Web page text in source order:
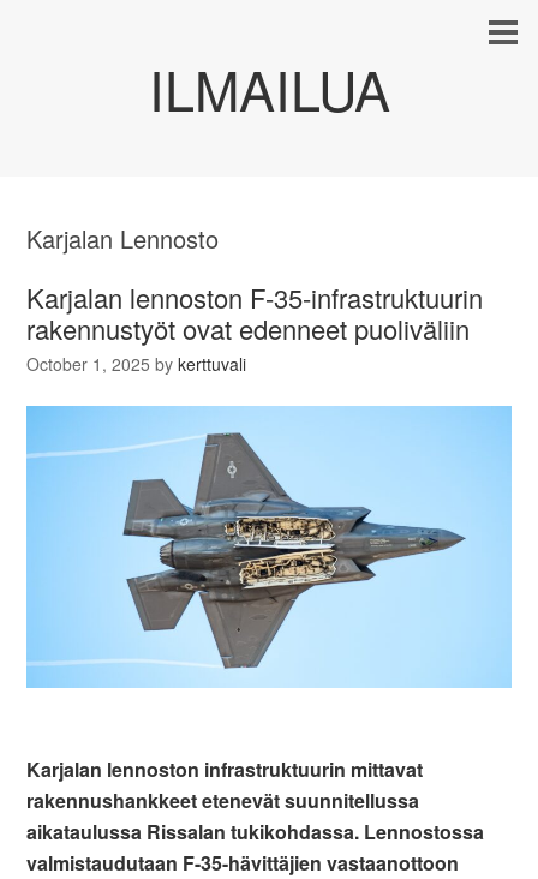
ILMAILUA
Karjalan Lennosto
Karjalan lennoston F-35-infrastruktuurin
rakennustyöt ovat edenneet puoliväliin
October 1, 2025 bykerttuvali
Karjalan lennoston infrastruktuurin mittavat
rakennushankkeet etenevät suunnitellussa
aikataulussa Rissalan tukikohdassa. Lennostossa
valmistaudutaan F-35-hävittäjien vastaanottoon